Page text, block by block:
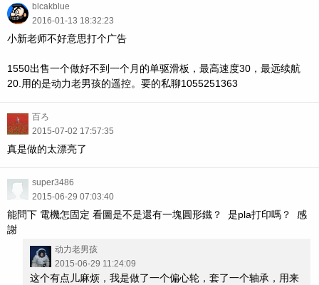
blcakblue
2016-01-13 18:32:23
小新老师不好意思打个广告
1550出售一个做好不到一个月的单驱滑板，最高速度30，最远续航
20.用的是动力老男孩的遥控。要的私聊1055251363
百ろ
2015-07-02 17:57:35
真是做的太漂亮了
super3486
2015-06-29 07:03:40
能問下 電機怎固定 看圖是不是還有一塊圓形鐵？ 是pla打印嗎？ 感
謝
动力老男孩
2015-06-29 11:24:09
这个有点儿麻烦，我是做了一个偏心轮，套了一个轴承， 用来